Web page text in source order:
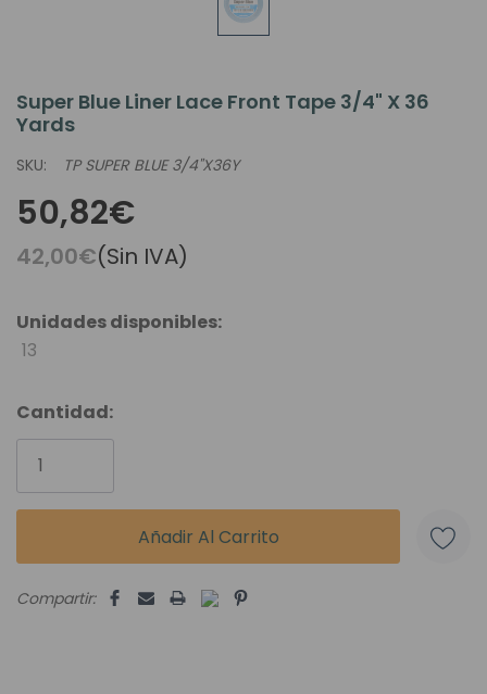
Super Blue Liner Lace Front Tape 3/4" X 36
Yards
SKU: TP SUPER BLUE 3/4"X36Y
50,82€
42,00€(Sin IVA)
Unidades disponibles:
13
Cantidad:
Compartir: